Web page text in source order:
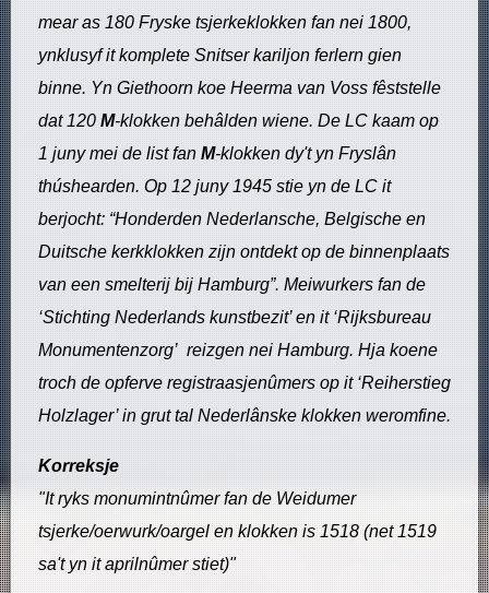
mear as 180 Fryske tsjerkeklokken fan nei 1800,
ynklusyf it komplete Snitser kariljon ferlern gien
binne. Yn Giethoorn koe Heerma van Voss fêststelle
dat 120 M-klokken behâlden wiene. De LC kaam op
1 juny mei de list fan M-klokken dy't yn Fryslân
thúshearden. Op 12 juny 1945 stie yn de LC it
berjocht: “Honderden Nederlansche, Belgische en
Duitsche kerkklokken zijn ontdekt op de binnenplaats
van een smelterij bij Hamburg”. Meiwurkers fan de
‘Stichting Nederlands kunstbezit’ en it ‘Rijksbureau
Monumentenzorg’ reizgen nei Hamburg. Hja koene
troch de opferve registraasjenûmers op it ‘Reiherstieg
Holzlager’ in grut tal Nederlânske klokken weromfine.
Korreksje
"It ryks monumintnûmer fan de Weidumer
tsjerke/oerwurk/oargel en klokken is 1518 (net 1519
sa't yn it aprilnûmer stiet)"